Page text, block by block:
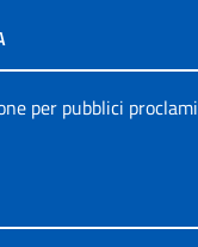
per pubblici proclami